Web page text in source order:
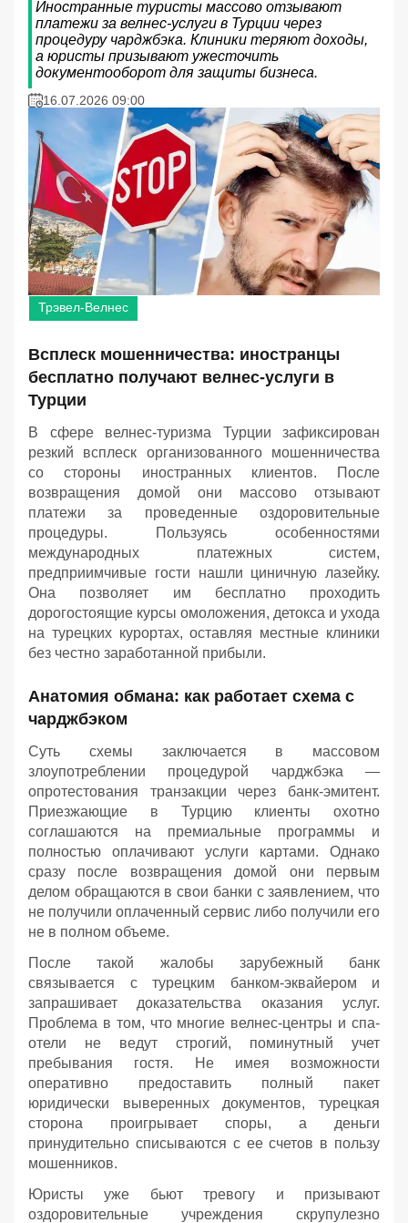
Иностранные туристы массово отзывают
платежи за велнес-услуги в Турции через
процедуру чарджбэка. Клиники теряют доходы,
а юристы призывают ужесточить
документооборот для защиты бизнеса.
16.07.2026 09:00
Трэвел-Велнес
Всплеск мошенничества: иностранцы
бесплатно получают велнес-услуги в
Турции
В сфере велнес-туризма Турции зафиксирован
резкий всплеск организованного мошенничества
со стороны иностранных клиентов. После
возвращения домой они массово отзывают
платежи за проведенные оздоровительные
процедуры. Пользуясь особенностями
международных платежных систем,
предприимчивые гости нашли циничную лазейку.
Она позволяет им бесплатно проходить
дорогостоящие курсы омоложения, детокса и ухода
на турецких курортах, оставляя местные клиники
без честно заработанной прибыли.
Анатомия обмана: как работает схема с
чарджбэком
Суть схемы заключается в массовом
злоупотреблении процедурой чарджбэка —
опротестования транзакции через банк-эмитент.
Приезжающие в Турцию клиенты охотно
соглашаются на премиальные программы и
полностью оплачивают услуги картами. Однако
сразу после возвращения домой они первым
делом обращаются в свои банки с заявлением, что
не получили оплаченный сервис либо получили его
не в полном объеме.
После такой жалобы зарубежный банк
связывается с турецким банком-эквайером и
запрашивает доказательства оказания услуг.
Проблема в том, что многие велнес-центры и спа-
отели не ведут строгий, поминутный учет
пребывания гостя. Не имея возможности
оперативно предоставить полный пакет
юридически выверенных документов, турецкая
сторона проигрывает споры, а деньги
принудительно списываются с ее счетов в пользу
мошенников.
Юристы уже бьют тревогу и призывают
оздоровительные учреждения скрупулезно